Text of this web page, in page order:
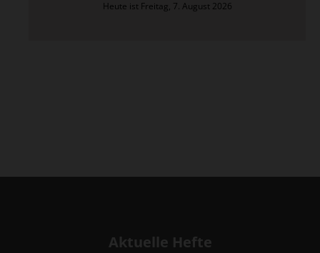
Heute ist Freitag, 7. August 2026
Aktuelle Hefte